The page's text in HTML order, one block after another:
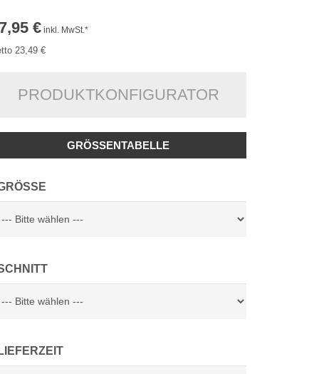
€ inkl. MwSt.*
23,49 €
PRODUKTKONFIGURATOR
GRÖSSENTABELLE